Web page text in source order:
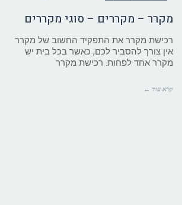
מקרר – מקררים – סוגי מקררים
רכישת מקרר את התפקיד החשוב של מקרר
אין צורך להסביר לכם, כאשר בכל בית יש
מקרר אחד לפחות. רכישת מקרר
קרא עוד ←